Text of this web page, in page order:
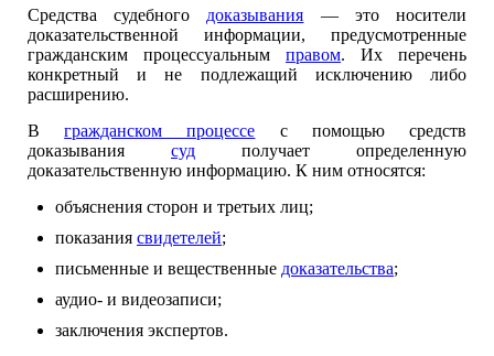
Средства судебного доказывания — это носители
доказательственной информации, предусмотренные
гражданским процессуальным правом. Их перечень
конкретный и не подлежащий исключению либо
расширению.
Вгражданском процессе с помощью средств
доказывания суд получает определенную
доказательственную информацию. К ним относятся:
объяснения сторон и третьих лиц;
показания свидетелей;
письменные и вещественные доказательства;
аудио- и видеозаписи;
заключения экспертов.